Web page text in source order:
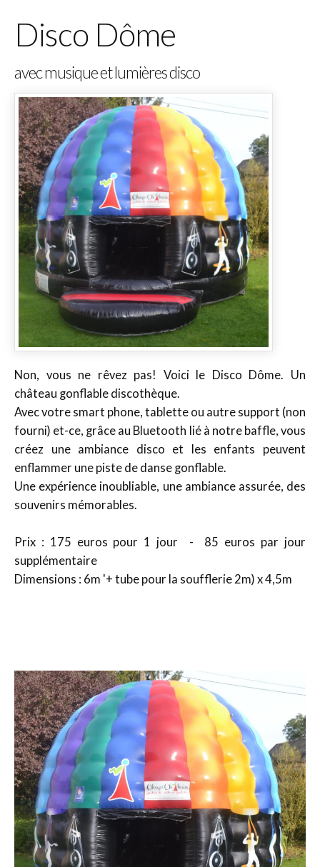
Disco Dôme
avec musique et lumières disco
Non, vous ne rêvez pas! Voici le Disco Dôme. Un
château gonflable discothèque.
Avec votre smart phone, tablette ou autre support (non
fourni) et-ce, grâce au Bluetooth lié à notre baffle, vous
créez une ambiance disco et les enfants peuvent
enflammer une piste de danse gonflable.
Une expérience inoubliable, une ambiance assurée, des
souvenirs mémorables.
Prix : 175 euros pour 1 jour - 85 euros par jour
supplémentaire
Dimensions : 6m '+ tube pour la soufflerie 2m) x 4,5m